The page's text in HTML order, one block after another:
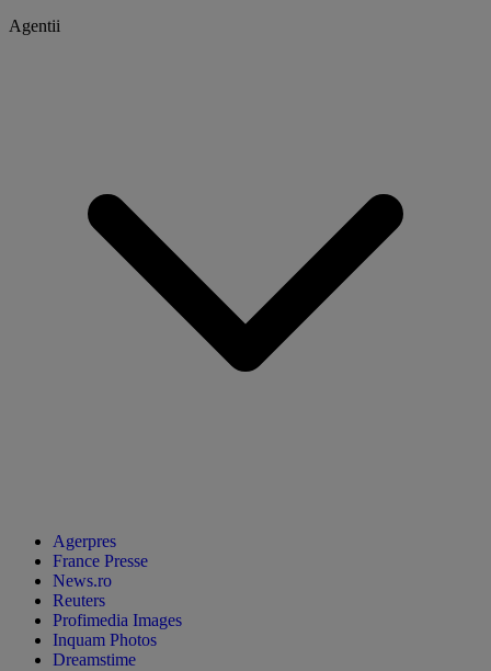
Agentii
Agerpres
France Presse
News.ro
Reuters
Profimedia Images
Inquam Photos
Dreamstime